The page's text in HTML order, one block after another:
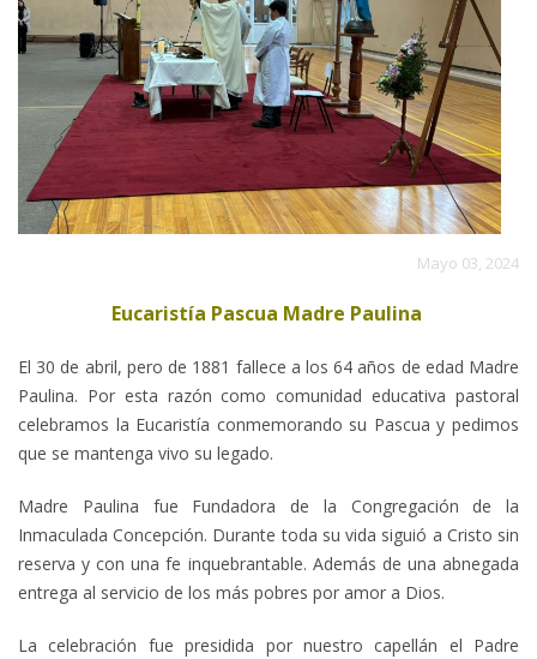
Mayo 03, 2024
Eucaristía Pascua Madre Paulina
El 30 de abril, pero de 1881 fallece a los 64 años de edad Madre
Paulina. Por esta razón como comunidad educativa pastoral
celebramos la Eucaristía conmemorando su Pascua y pedimos
que se mantenga vivo su legado.
Madre Paulina fue Fundadora de la Congregación de la
Inmaculada Concepción. Durante toda su vida siguió a Cristo sin
reserva y con una fe inquebrantable. Además de una abnegada
entrega al servicio de los más pobres por amor a Dios.
La celebración fue presidida por nuestro capellán el Padre